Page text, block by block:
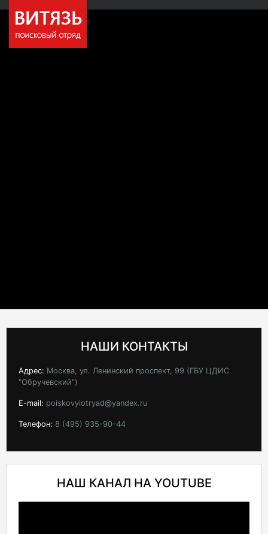
НАШИ КОНТАКТЫ
Адрес: Москва, ул. Ленинский проспект, 99 (ГБУ ЦДИС
"Обручевский")
E-mail: poiskovyiotryad@yandex.ru
Телефон: 8 (495) 935-90-44
НАШ КАНАЛ НА YOUTUBE